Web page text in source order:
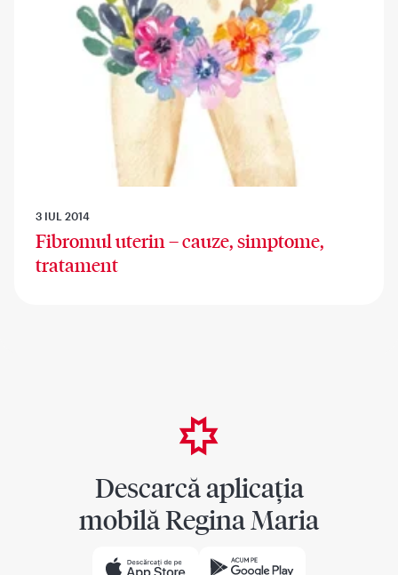
3 IUL 2014
Fibromul uterin – cauze, simptome,
tratament
Descarcă aplicația
mobilă Regina Maria